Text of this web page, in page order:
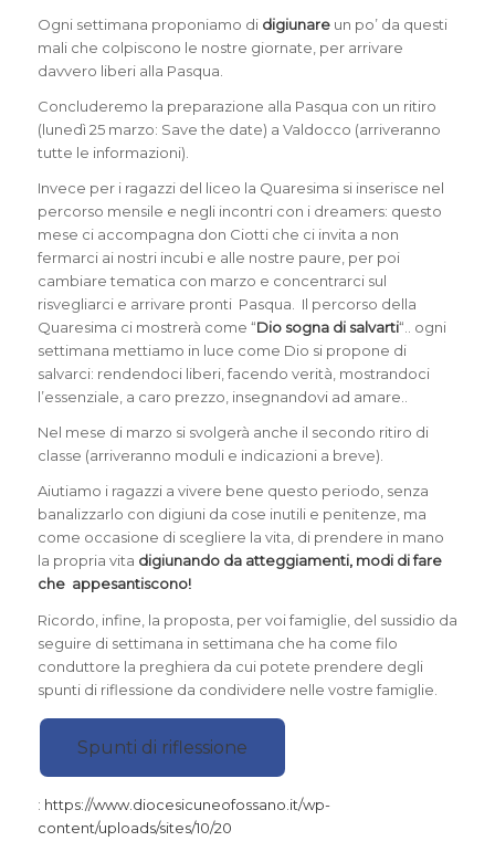
Ogni settimana proponiamo di digiunareun po’ da questi
mali che colpiscono le nostre giornate, per arrivare
davvero liberi alla Pasqua.
Concluderemo la preparazione alla Pasqua con un ritiro
(lunedì 25 marzo: Save the date) a Valdocco (arriveranno
tutte le informazioni).
Invece per i ragazzi del liceo la Quaresima si inserisce nel
percorso mensile e negli incontri con i dreamers: questo
mese ci accompagna don Ciotti che ci invita a non
fermarci ai nostri incubi e alle nostre paure, per poi
cambiare tematica con marzo e concentrarci sul
risvegliarci e arrivare pronti Pasqua. Il percorso della
Quaresima ci mostrerà come “Dio sogna di salvarti“.. ogni
settimana mettiamo in luce come Dio si propone di
salvarci: rendendoci liberi, facendo verità, mostrandoci
l’essenziale, a caro prezzo, insegnandovi ad amare..
Nel mese di marzo si svolgerà anche il secondo ritiro di
classe (arriveranno moduli e indicazioni a breve).
Aiutiamo i ragazzi a vivere bene questo periodo, senza
banalizzarlo con digiuni da cose inutili e penitenze, ma
come occasione di scegliere la vita, di prendere in mano
la propria vita digiunando da atteggiamenti, modi di fare
che appesantiscono!
Ricordo, infine, la proposta, per voi famiglie, del sussidio da
seguire di settimana in settimana che ha come filo
conduttore la preghiera da cui potete prendere degli
spunti di riflessione da condividere nelle vostre famiglie.
Spunti di riflessione
: https://www.diocesicuneofossano.it/wp-
content/uploads/sites/10/20